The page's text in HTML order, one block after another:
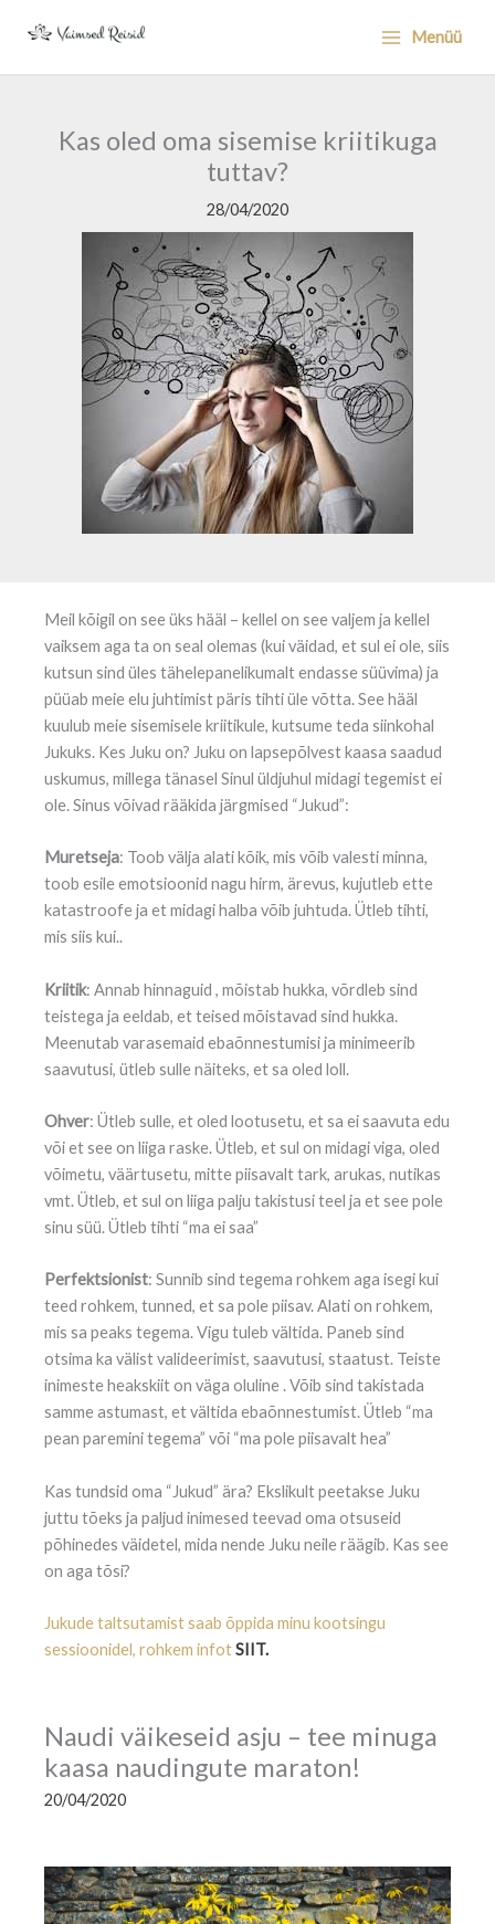
Menüü
Kas oled oma sisemise kriitikuga
tuttav?
28/04/2020
Meil kõigil on see üks hääl – kellel on see valjem ja kellel
vaiksem aga ta on seal olemas (kui väidad, et sul ei ole, siis
kutsun sind üles tähelepanelikumalt endasse süüvima) ja
püüab meie elu juhtimist päris tihti üle võtta. See hääl
kuulub meie sisemisele kriitikule, kutsume teda siinkohal
Jukuks. Kes Juku on? Juku on lapsepõlvest kaasa saadud
uskumus, millega tänasel Sinul üldjuhul midagi tegemist ei
ole. Sinus võivad rääkida järgmised “Jukud”:
Muretseja: Toob välja alati kõik, mis võib valesti minna,
toob esile emotsioonid nagu hirm, ärevus, kujutleb ette
katastroofe ja et midagi halba võib juhtuda. Ütleb tihti,
mis siis kui..
Kriitik: Annab hinnaguid , mõistab hukka, võrdleb sind
teistega ja eeldab, et teised mõistavad sind hukka.
Meenutab varasemaid ebaõnnestumisi ja minimeerib
saavutusi, ütleb sulle näiteks, et sa oled loll.
Ohver: Ütleb sulle, et oled lootusetu, et sa ei saavuta edu
või et see on liiga raske. Ütleb, et sul on midagi viga, oled
võimetu, väärtusetu, mitte piisavalt tark, arukas, nutikas
vmt. Ütleb, et sul on liiga palju takistusi teel ja et see pole
sinu süü. Ütleb tihti “ma ei saa”
Perfektsionist: Sunnib sind tegema rohkem aga isegi kui
teed rohkem, tunned, et sa pole piisav. Alati on rohkem,
mis sa peaks tegema. Vigu tuleb vältida. Paneb sind
otsima ka välist valideerimist, saavutusi, staatust. Teiste
inimeste heakskiit on väga oluline . Võib sind takistada
samme astumast, et vältida ebaõnnestumist. Ütleb “ma
pean paremini tegema” või “ma pole piisavalt hea”
Kas tundsid oma “Jukud” ära? Ekslikult peetakse Juku
juttu tõeks ja paljud inimesed teevad oma otsuseid
põhinedes väidetel, mida nende Juku neile räägib. Kas see
on aga tõsi?
Jukude taltsutamist saab õppida minu kootsingu
sessioonidel, rohkem infotSIIT.
Naudi väikeseid asju – tee minuga
kaasa naudingute maraton!
20/04/2020